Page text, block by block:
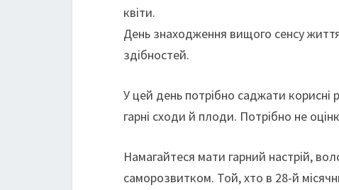
квіти.
День знаходження вищого сенсу
здібностей.
У цей день потрібно саджати
гарні сходи й плоди. Потрібно не
Намагайтеся мати гарний настрій,
саморозвитком. Той, хто в 28-й